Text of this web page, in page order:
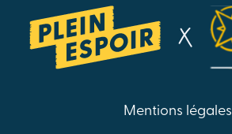
Mentions légales